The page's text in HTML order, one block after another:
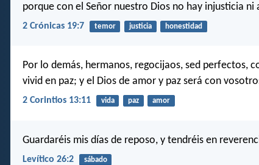
porque con el Señor nuestro Dios no hay injusticia
2 Crónicas 19:7 temor justicia honestidad
Por lo demás, hermanos, regocijaos, sed perfectos,
vivid en paz; y el Dios de amor y paz será con
2 Corintios 13:11 vida paz amor
Guardaréis mis días de reposo, y tendréis en
Levítico 26:2 sábado